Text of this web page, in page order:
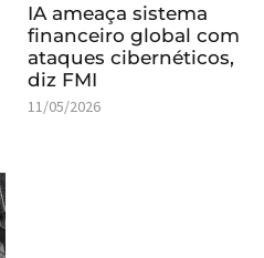
IA ameaça sistema
financeiro global com
ataques cibernéticos,
diz FMI
11/05/2026